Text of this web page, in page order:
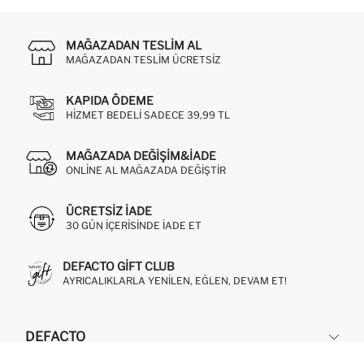
MAĞAZADAN TESLIM AL
MAĞAZADAN TESLIM ÜCRETSIZ
KAPIDA ÖDEME
HIZMET BEDELI SADECE 39,99 TL
MAĞAZADA DEĞIŞIM&İADE
ONLINE AL MAĞAZADA DEĞIŞTIR
ÜCRETSIZ IADE
30 GÜN IÇERISINDE IADE ET
DEFACTO GIFT CLUB
AYRICALIKLARLA YENILEN, EĞLEN, DEVAM ET!
DEFACTO